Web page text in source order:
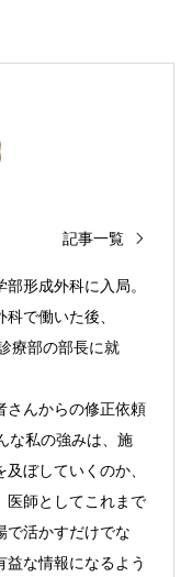
記事一覧
形成外科に入局。
で働いた後、
療部の部長に就
さんからの修正依頼
な私の強みは、施
ぼしていくのか、
医師としてこれまで
で活かすだけでな
益な情報になるよう